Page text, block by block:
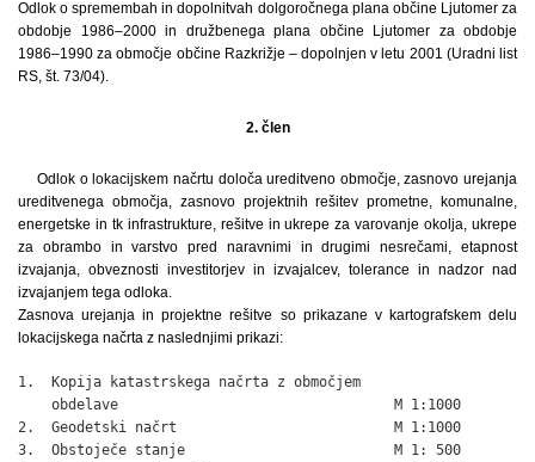
Odlok o spremembah in dopolnitvah dolgoročnega plana občine Ljutomer za
obdobje 1986–2000 in družbenega plana občine Ljutomer za obdobje
1986–1990 za območje občine Razkrižje – dopolnjen v letu 2001 (Uradni list
RS, št. 73/04).
2. člen
Odlok o lokacijskem načrtu določa ureditveno območje, zasnovo urejanja
ureditvenega območja, zasnovo projektnih rešitev prometne, komunalne,
energetske in tk infrastrukture, rešitve in ukrepe za varovanje okolja, ukrepe
za obrambo in varstvo pred naravnimi in drugimi nesrečami, etapnost
izvajanja, obveznosti investitorjev in izvajalcev, tolerance in nadzor nad
izvajanjem tega odloka.
Zasnova urejanja in projektne rešitve so prikazane v kartografskem delu
lokacijskega načrta z naslednjimi prikazi:
1.  Kopija katastrskega načrta z območjem
    obdelave                                 M 1:1000
2.  Geodetski načrt                          M 1:1000
3.  Obstoječe stanje                         M 1: 500